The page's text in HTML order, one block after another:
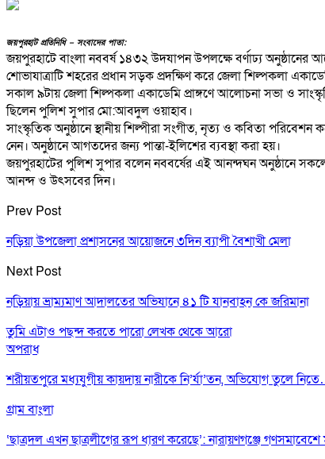
জয়পুরহাট প্রতিনিধি – সংবাদের পাতা:
জয়পুরহাটে বাংলা নববর্ষ ১৪৩২ উদযাপন উপলক্ষে বর্ণাঢ্য অনুষ্ঠানের
শোভাযাত্রাটি শহরের প্রধান সড়ক প্রদক্ষিণ করে জেলা শিল্পকলা
সকাল ৯টায় জেলা শিল্পকলা একাডেমি প্রাঙ্গণে আলোচনা সভা ও
ছিলেন পুলিশ সুপার মো:আবদুল ওয়াহাব।
সাংস্কৃতিক অনুষ্ঠানে স্থানীয় শিল্পীরা সংগীত, নৃত্য ও কবিতা
নেন। অনুষ্ঠানে আগতদের জন্য পান্তা-ইলিশের ব্যবস্থা করা হয়।
জয়পুরহাটের পুলিশ সুপার বলেন নববর্ষের এই আনন্দঘন অনুষ্ঠানে
আনন্দ ও উৎসবের দিন।
Prev Post
নড়িয়া উপজেলা প্রশাসনের আয়োজনে ৩দিন ব্যাপী বৈশাখী মেলা
Next Post
নড়িয়ায় ভ্রাম্যমাণ আদালতের অভিযানে ৪১ টি যানবাহন কে জরিমানা
তুমি এটাও পছন্দ করতে পারোলেখক থেকে আরো
অপরাধ
শরীয়তপুরে মধ্যযুগীয় কায়দায় নারীকে নি’র্যা’তন, অভিযোগ তুলে
গ্রাম বাংলা
‘ছাত্রদল এখন ছাত্রলীগের রূপ ধারণ করেছে’: নারায়ণগঞ্জে